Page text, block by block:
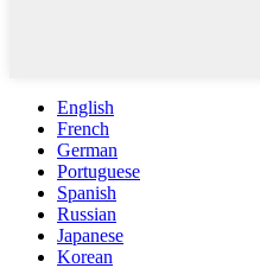
English
French
German
Portuguese
Spanish
Russian
Japanese
Korean